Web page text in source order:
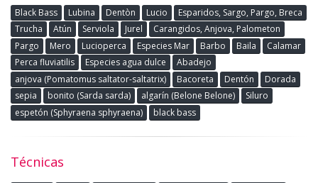
Black Bass Lubina Dentòn Lucio
Esparidos, Sargo, Pargo, Breca
Trucha
Atún Serviola Jurel
Carangidos, Anjova, Palometon
Pargo
Mero Lucioperca Especies Mar Barbo Baila
Calamar
Perca fluviatilis
Especies agua dulce
Abadejo
anjova (Pomatomus saltator-saltatrix)
Bacoreta Dentón
Dorada
sepia
bonito (Sarda sarda) algarín (Belone Belone)
Siluro
espetón (Sphyraena sphyraena)
black bass
Técnicas